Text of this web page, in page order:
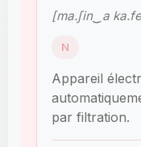
[ma.ʃin‿a
N
Appareil
par filtration.